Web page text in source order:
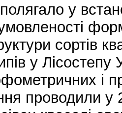
у
сортів
у
і
проводили у